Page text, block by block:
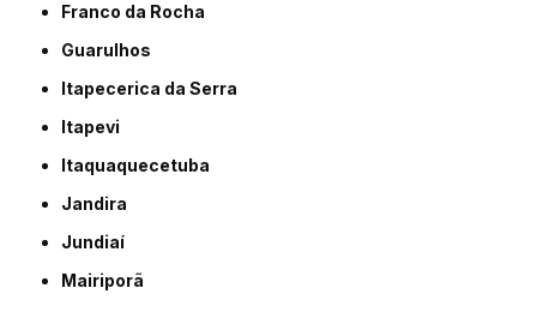
Franco da Rocha
Guarulhos
Itapecerica da Serra
Itapevi
Itaquaquecetuba
Jandira
Jundiaí
Mairiporã